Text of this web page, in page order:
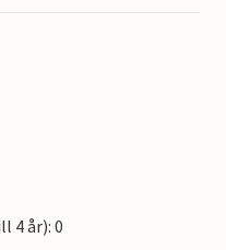
4 år): 0